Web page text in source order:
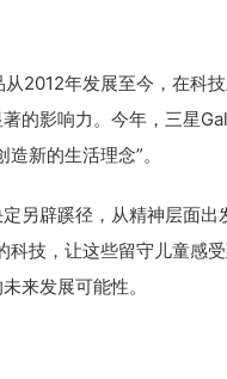
2012年发展至今，在科
的影响力。今年，三星
新的生活理念”。
另辟蹊径，从精神层面出
科技，让这些留守儿童感
来发展可能性。